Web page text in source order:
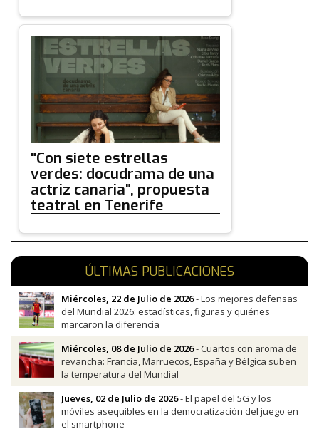
"Con siete estrellas
verdes: docudrama de una
actriz canaria", propuesta
teatral en Tenerife
ÚLTIMAS PUBLICACIONES
Miércoles, 22 de Julio de 2026- Los mejores defensas
del Mundial 2026: estadísticas, figuras y quiénes
marcaron la diferencia
Miércoles, 08 de Julio de 2026- Cuartos con aroma de
revancha: Francia, Marruecos, España y Bélgica suben
la temperatura del Mundial
Jueves, 02 de Julio de 2026- El papel del 5G y los
móviles asequibles en la democratización del juego en
el smartphone